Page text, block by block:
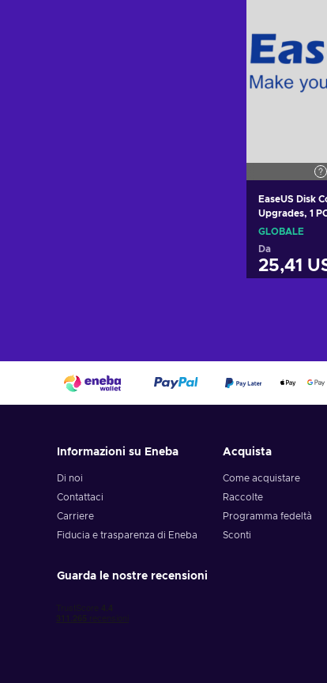
EaseUS Disk
GLOBALE
Da
25,41
Informazioni su Eneba
Di noi
Contattaci
Carriere
Fiducia e trasparenza di Eneba
Acquista
Come acquistare
Raccolte
Programma fedeltà
Sconti
Guarda le nostre recensioni